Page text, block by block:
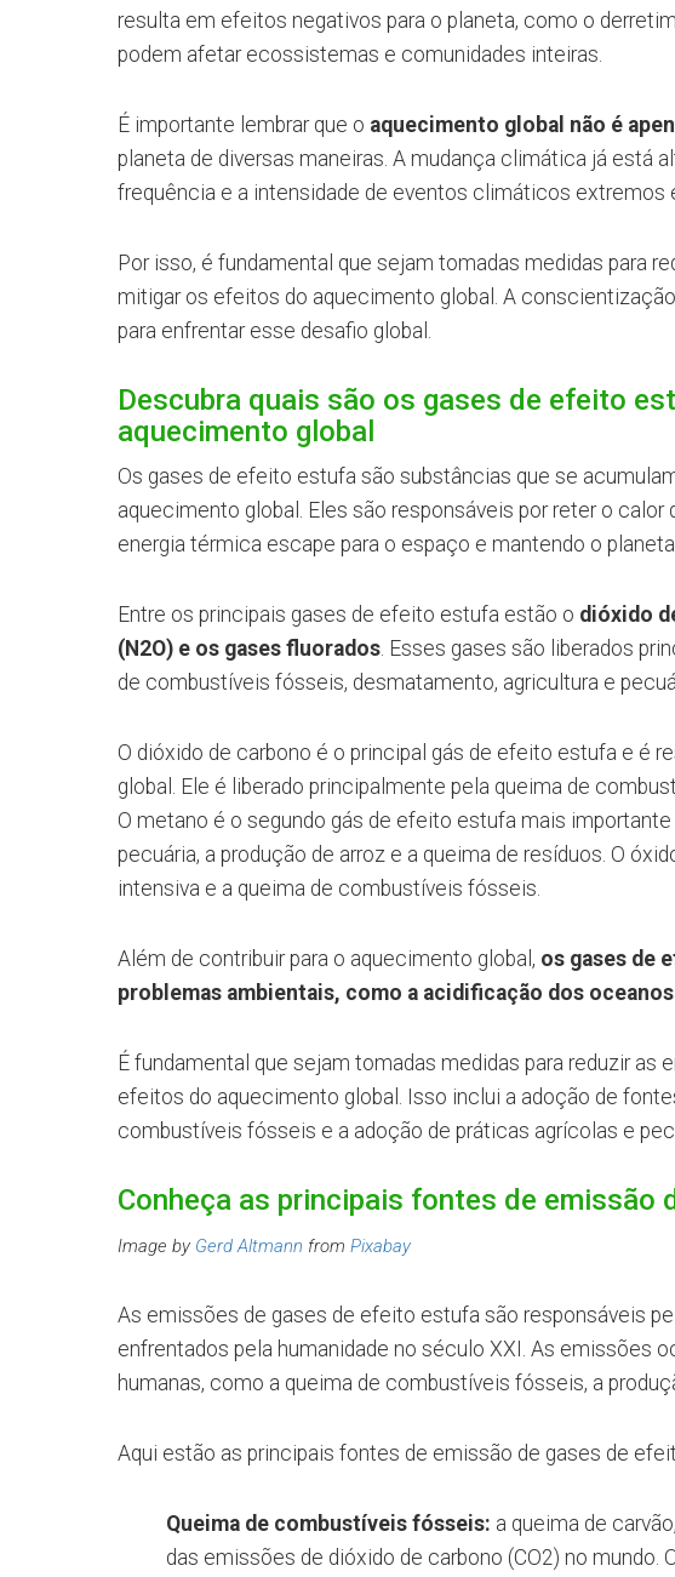
resulta em efeitos negativos para o planeta, como o
podem afetar ecossistemas e comunidades inteiras.
É importante lembrar que o aquecimento global não é
planeta de diversas maneiras. A mudança climática já está
frequência e a intensidade de eventos climáticos extremos
Por isso, é fundamental que sejam tomadas medidas para
mitigar os efeitos do aquecimento global. A
para enfrentar esse desafio global.
Descubra quais são os gases de efeito
aquecimento global
Os gases de efeito estufa são substâncias que se
aquecimento global. Eles são responsáveis por reter o calor
energia térmica escape para o espaço e mantendo o
Entre os principais gases de efeito estufa estão o dióxido
(N2O) e os gases fluorados . Esses gases são liberados
de combustíveis fósseis, desmatamento, agricultura e
O dióxido de carbono é o principal gás de efeito estufa e é
global. Ele é liberado principalmente pela queima de
O metano é o segundo gás de efeito estufa mais
pecuária, a produção de arroz e a queima de resíduos. O
intensiva e a queima de combustíveis fósseis.
Além de contribuir para o aquecimento global, os gases de
problemas ambientais, como a acidificação dos
É fundamental que sejam tomadas medidas para reduzir
efeitos do aquecimento global. Isso inclui a adoção de
combustíveis fósseis e a adoção de práticas agrícolas e
Conheça as principais fontes de emissão
Image by Gerd Altmann from Pixabay
As emissões de gases de efeito estufa são responsáveis
enfrentados pela humanidade no século XXI. As emissões
humanas, como a queima de combustíveis fósseis, a
Aqui estão as principais fontes de emissão de gases de
Queima de combustíveis fósseis: a queima de
das emissões de dióxido de carbono (CO2) no